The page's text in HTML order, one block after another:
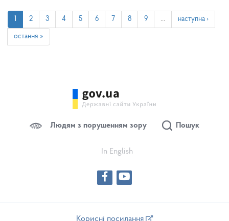
1 2 3 4 5 6 7 8 9 … наступна ›
остання »
Людям з порушенням зору Пошук
In English
Корисні посилання